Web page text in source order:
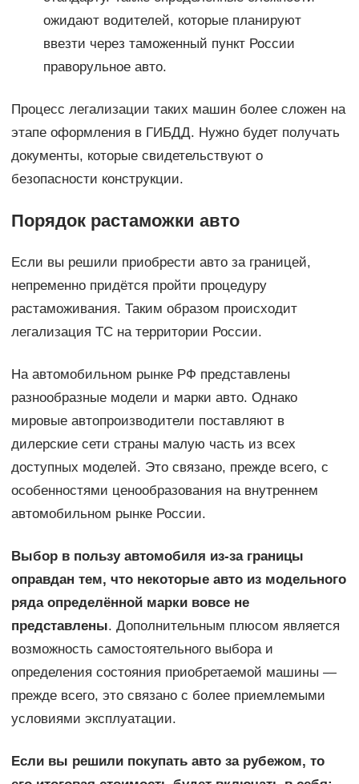
ожидают водителей, которые планируют
ввезти через таможенный пункт России
праворульное авто.
Процесс легализации таких машин более сложен на
этапе оформления в ГИБДД. Нужно будет получать
документы, которые свидетельствуют о
безопасности конструкции.
Порядок растаможки авто
Если вы решили приобрести авто за границей,
непременно придётся пройти процедуру
растаможивания. Таким образом происходит
легализация ТС на территории России.
На автомобильном рынке РФ представлены
разнообразные модели и марки авто. Однако
мировые автопроизводители поставляют в
дилерские сети страны малую часть из всех
доступных моделей. Это связано, прежде всего, с
особенностями ценообразования на внутреннем
автомобильном рынке России.
Выбор в пользу автомобиля из-за границы
оправдан тем, что некоторые авто из модельного
ряда определённой марки вовсе не
представлены. Дополнительным плюсом является
возможность самостоятельного выбора и
определения состояния приобретаемой машины —
прежде всего, это связано с более приемлемыми
условиями эксплуатации.
Если вы решили покупать авто за рубежом, то